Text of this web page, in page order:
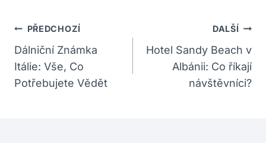
Navigace
Pro
Příspěvek
PŘEDCHOZÍ
Dálniční Známka
Itálie: Vše, Co
Potřebujete Vědět
DALŠÍ
Hotel Sandy Beach v
Albánii: Co říkají
návštěvníci?